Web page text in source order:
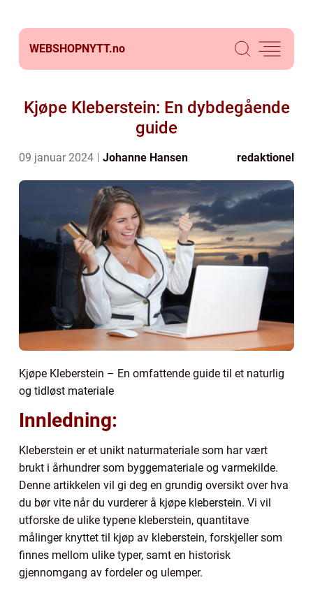
WEBSHOPNYTT.no
Kjøpe Kleberstein: En dybdegående
guide
09 januar 2024 Johanne Hansen redaktionel
Kjøpe Kleberstein – En omfattende guide til et naturlig
og tidløst materiale
Innledning:
Kleberstein er et unikt naturmateriale som har vært
brukt i århundrer som byggemateriale og varmekilde.
Denne artikkelen vil gi deg en grundig oversikt over hva
du bør vite når du vurderer å kjøpe kleberstein. Vi vil
utforske de ulike typene kleberstein, quantitave
målinger knyttet til kjøp av kleberstein, forskjeller som
finnes mellom ulike typer, samt en historisk
gjennomgang av fordeler og ulemper.